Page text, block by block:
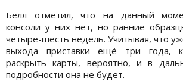
Белл отметил, что на данный
консоли у них нет, но ранние
четыре-шесть недель. Учитывая, что
выхода приставки ещё три года,
раскрыть карты, вероятно, и в
подробности она не будет.